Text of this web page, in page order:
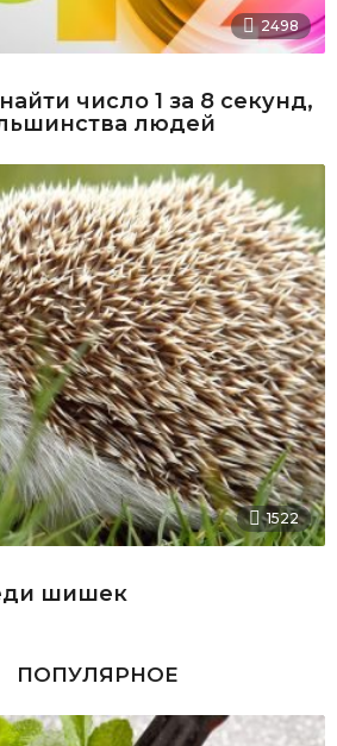
2498
число 1 за 8 секунд,
людей
1522
шишек
ПОПУЛЯРНОЕ